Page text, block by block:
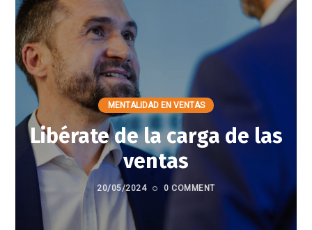
MENTALIDAD EN VENTAS
Libérate de la carga de las
ventas
20/05/2024 0 COMMENT